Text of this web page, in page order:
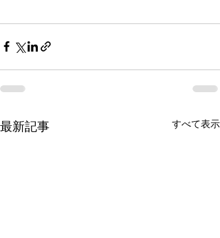
最新記事 すべて表示